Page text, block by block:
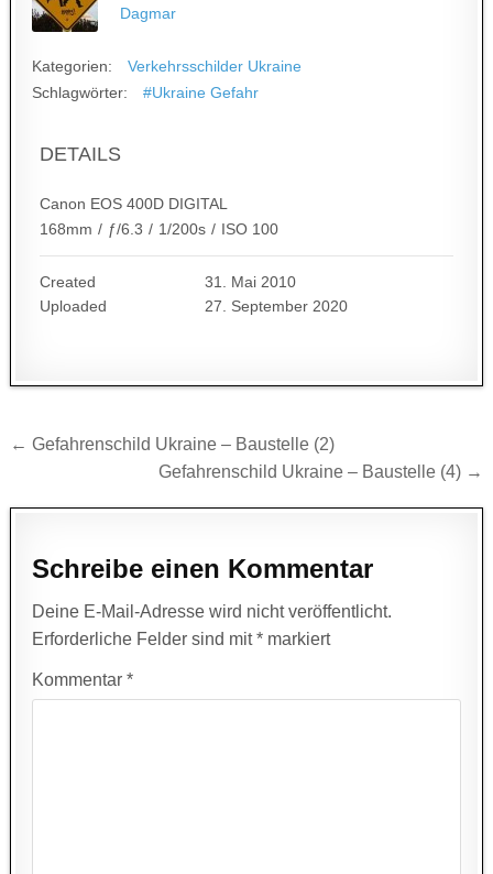
Dagmar
Kategorien:
Verkehrsschilder Ukraine
Schlagwörter:
#Ukraine Gefahr
DETAILS
Canon EOS 400D DIGITAL
168mm / ƒ/6.3 / 1/200s / ISO 100
Created
31. Mai 2010
Uploaded
27. September 2020
Beitragsnavigation
← Gefahrenschild Ukraine – Baustelle (2)
Gefahrenschild Ukraine – Baustelle (4) →
Schreibe einen Kommentar
Deine E-Mail-Adresse wird nicht veröffentlicht.
Erforderliche Felder sind mit* markiert
Kommentar*